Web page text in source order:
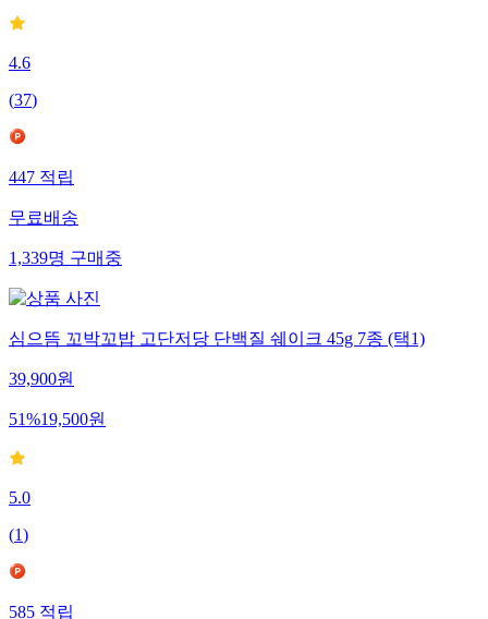
4.6
(37)
447적립
무료배송
1,339명구매중
심으뜸 꼬박꼬밥 고단저당 단백질 쉐이크 45g 7종 (택1)
39,900원
51%19,500원
5.0
(1)
585적립